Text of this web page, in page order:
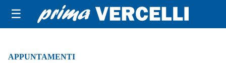
☰
APPUNTAMENTI